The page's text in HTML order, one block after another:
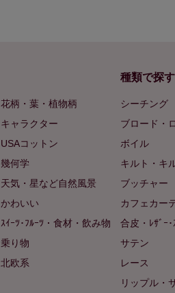
花柄・葉・植物柄
キャラクター
USAコットン
幾何学
天気・星など自然風景
かわいい
ｽｲｰﾂ･ﾌﾙｰﾂ・食材・飲み物
乗り物
北欧系
種類で探す
シーチング
ブロード・
ボイル
キルト・キ
ブッチャー
カフェカー
合皮・ﾚｻﾞｰ･
サテン
レース
リップル・